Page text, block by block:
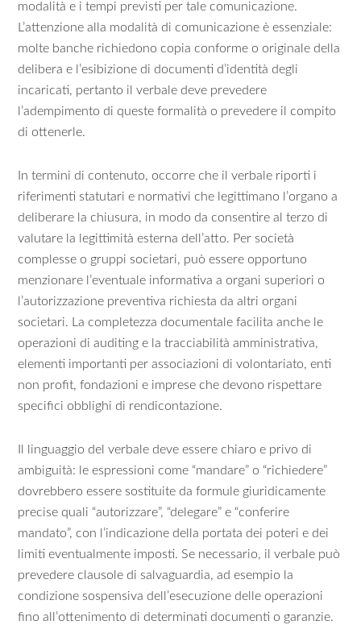
modalità e i tempi previsti per tale comunicazione.
L’attenzione alla modalità di comunicazione è essenziale:
molte banche richiedono copia conforme o originale della
delibera e l’esibizione di documenti d’identità degli
incaricati, pertanto il verbale deve prevedere
l’adempimento di queste formalità o prevedere il compito
di ottenerle.
In termini di contenuto, occorre che il verbale riporti i
riferimenti statutari e normativi che legittimano l’organo a
deliberare la chiusura, in modo da consentire al terzo di
valutare la legittimità esterna dell’atto. Per società
complesse o gruppi societari, può essere opportuno
menzionare l’eventuale informativa a organi superiori o
l’autorizzazione preventiva richiesta da altri organi
societari. La completezza documentale facilita anche le
operazioni di auditing e la tracciabilità amministrativa,
elementi importanti per associazioni di volontariato, enti
non profit, fondazioni e imprese che devono rispettare
specifici obblighi di rendicontazione.
Il linguaggio del verbale deve essere chiaro e privo di
ambiguità: le espressioni come “mandare” o “richiedere”
dovrebbero essere sostituite da formule giuridicamente
precise quali “autorizzare”, “delegare” e “conferire
mandato”, con l’indicazione della portata dei poteri e dei
limiti eventualmente imposti. Se necessario, il verbale può
prevedere clausole di salvaguardia, ad esempio la
condizione sospensiva dell’esecuzione delle operazioni
fino all’ottenimento di determinati documenti o garanzie.